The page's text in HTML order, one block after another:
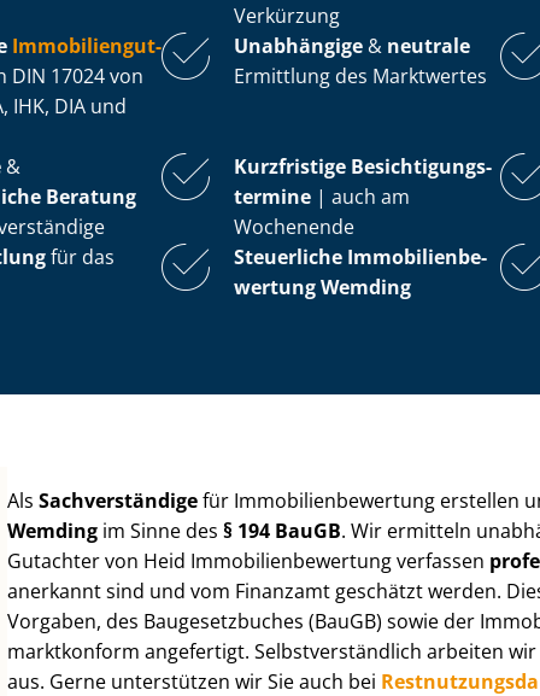
Verkürzung
Im­mo­bi­li­en­gut­
DIN 17024 von
IHK, DIA und
Unabhängige & neutrale
Ermittlung des Marktwertes
&
Beratung
Kurzfristige Be­sich­ti­gungs­
ter­mi­ne | auch am
Wochenende
für das
Steuerliche Im­mo­bi­li­en­be­
wer­tungWemding
AlsSachverständigefür Im­mo­bi­li­en­be­wer­tung erstellen
Wemding im Sinne des§ 194 BauGB. Wir ermitteln
Gutachter von Heid Im­mo­bi­li­en­be­wer­tung verfassen
anerkannt sind und vom Finanzamt geschätzt werden.
Vorgaben, des Baugesetzbuches (BauGB) sowie der
marktkonform angefertigt. Selbst­ver­ständ­lich arbeiten
aus. Gerne unterstützen wir Sie auch bei